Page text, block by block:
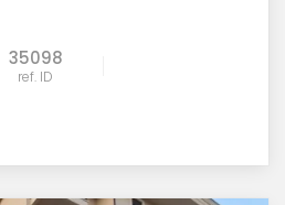
35098
ref. ID